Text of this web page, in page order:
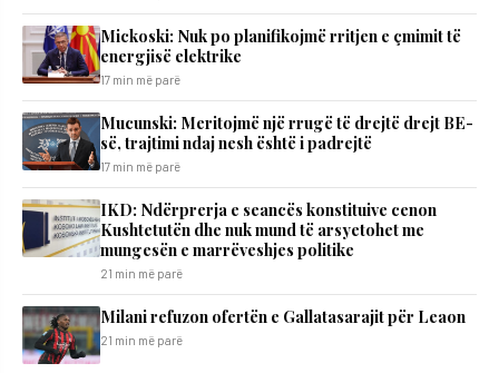
Mickoski: Nuk po planifikojmë rritjen e çmimit të
energjisë elektrike
17 min më parë
Mucunski: Meritojmë një rrugë të drejtë drejt BE-
së, trajtimi ndaj nesh është i padrejtë
17 min më parë
IKD: Ndërprerja e seancës konstituive cenon
Kushtetutën dhe nuk mund të arsyetohet me
mungesën e marrëveshjes politike
21 min më parë
Milani refuzon ofertën e Gallatasarajit për Leaon
21 min më parë